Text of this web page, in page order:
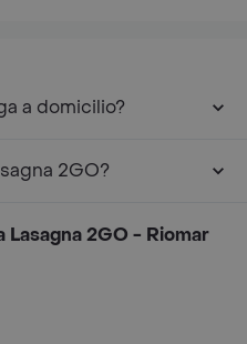
a domicilio?
2GO?
Lasagna 2GO - Riomar